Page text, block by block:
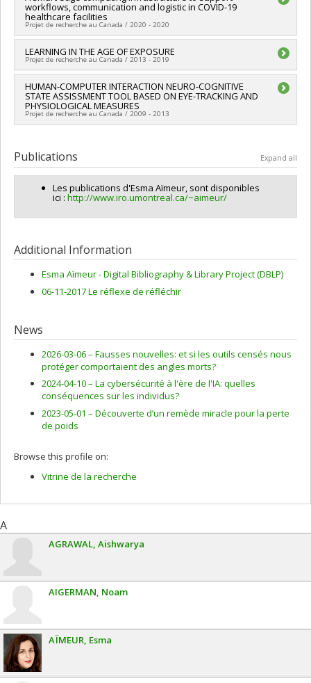
étudiants, des stagiaires postdoctoraux et du personnel de
soutien à la recherche COVID-19
Funding sources:MITACS Inc.
Grant programs:PVXXXXXX-Stage Accélération Québec -
MITACS
workflows, communication and logistic in COVID-19
healthcare facilities
Projet de recherche au Canada / 2020 - 2020
Lead researcher :Esma Aïmeur
Funding sources: MITACS Inc.
Grant programs:PVXXXXXX-Stage Accélération Québec -
MITACS
LEARNING IN THE AGE OF EXPOSURE
Projet de recherche au Canada / 2013 - 2019
Lead researcher :Esma Aïmeur
Funding sources:CRSNG/Conseil de recherches en sciences
naturelles et génie du Canada (CRSNG)
Grant programs:PVX20965-(RGP) Programme de subvention à
HUMAN-COMPUTER INTERACTION NEURO-COGNITIVE
STATE ASSISSMENT TOOL BASED ON EYE-TRACKING AND
PHYSIOLOGICAL MEASURES
Projet de recherche au Canada / 2009 - 2013
Co-researchers :
Sylvain
Sénécal
Funding sources:CRSNG/Conseil de recherches en sciences
naturelles et génie du Canada (CRSNG)
Grant programs:PVX20973-(RDC-CRD) Partenariat de
recherche / Subvention de recherche et développement
Publications Expand all
Les publications d'Esma Aïmeur, sont disponibles
ici : http://www.iro.umontreal.ca/~aimeur/
Additional Information
Esma Aïmeur - Digital Bibliography & Library Project (DBLP)
06-11-2017 Le réflexe de réfléchir
News
2026-03-06 – Fausses nouvelles: et si les outils censés nous
protéger comportaient des angles morts?
2024-04-10 – La cybersécurité à l'ère de l'IA: quelles
conséquences sur les individus?
2023-05-01 – Découverte d’un remède miracle pour la perte
de poids
Browse this profile on:
Vitrine de la recherche
A
AGRAWAL Aishwarya
AIGERMAN Noam
AÏMEUR Esma